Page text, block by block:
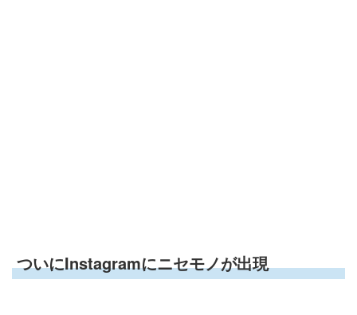
ついにInstagramにニセモノが出現